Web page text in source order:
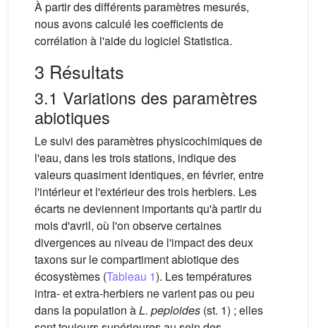
À partir des différents paramètres mesurés,
nous avons calculé les coefficients de
corrélation à l'aide du logiciel Statistica.
3 Résultats
3.1 Variations des paramètres
abiotiques
Le suivi des paramètres physicochimiques de
l'eau, dans les trois stations, indique des
valeurs quasiment identiques, en février, entre
l'intérieur et l'extérieur des trois herbiers. Les
écarts ne deviennent importants qu'à partir du
mois d'avril, où l'on observe certaines
divergences au niveau de l'impact des deux
taxons sur le compartiment abiotique des
écosystèmes (Tableau 1). Les températures
intra- et extra-herbiers ne varient pas ou peu
dans la population àL. peploides (st. 1) ; elles